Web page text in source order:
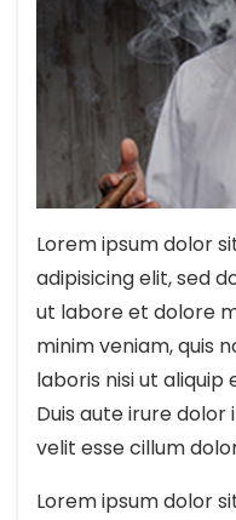
Lorem ipsum dolor
adipisicing elit, sed
ut labore et dolore
minim veniam, quis
laboris nisi ut
Duis aute irure
velit esse cillum
Lorem ipsum dolor